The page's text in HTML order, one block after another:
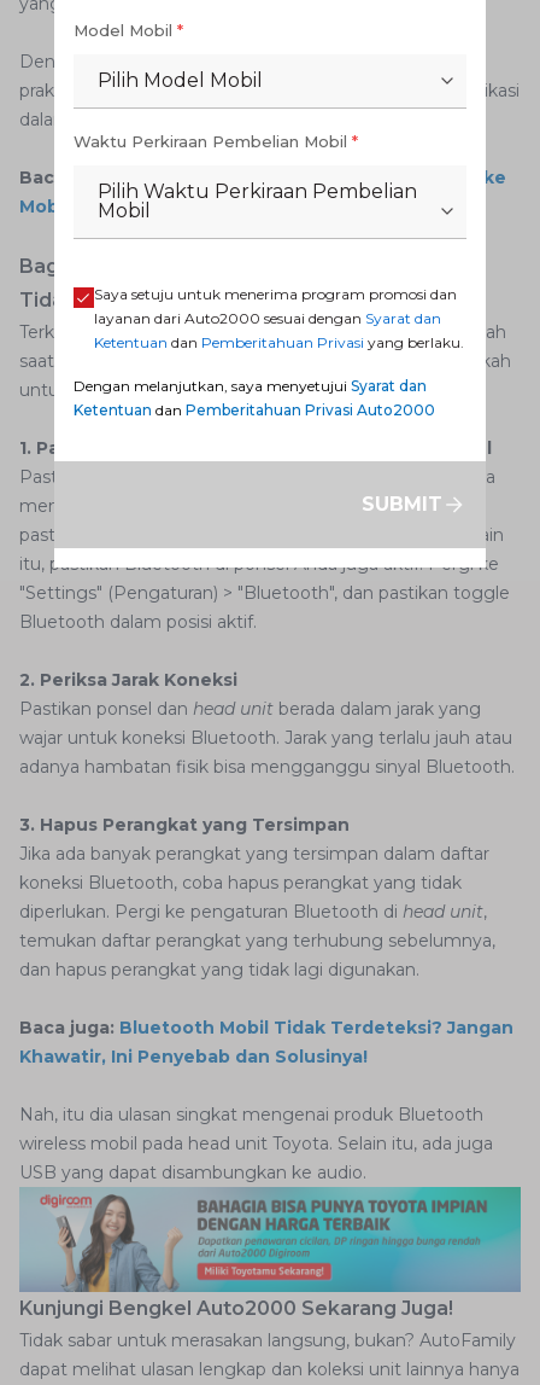
Dengan fitur-fitur ini, Bluetooth receiver menjadi solusi
praktis untuk meningkatkan sistem hiburan dan komunikasi
dalam mobil Anda tanpa kabel yang berantakan.
Baca juga:Inilah Cara Menyambungkan Bluetooth ke
Mobil Avanza
Bagaimana Cara Mengatasi Bluetooth di Mobil
Tidak Tersambung?
Terkadang Anda mungkin menghadapi beberapa masalah
saat menghubungkan perangkat. Berikut langkah-langkah
untuk mengatasi masalah Bluetooth pada mobil:
1. Pastikan Bluetooth Aktif di Head Unit dan Ponsel
Pastikan Bluetooth di head unit Toyota sudah aktif. Buka
menu pengaturan di head unit, pilih "Bluetooth", dan
pastikan opsi "Turn On" atau "Aktifkan" sudah dipilih. Selain
itu, pastikan Bluetooth di ponsel Anda juga aktif. Pergi ke
"Settings" (Pengaturan) > "Bluetooth", dan pastikan toggle
Bluetooth dalam posisi aktif.
2. Periksa Jarak Koneksi
Pastikan ponsel dan head unit berada dalam jarak yang
wajar untuk koneksi Bluetooth. Jarak yang terlalu jauh atau
adanya hambatan fisik bisa mengganggu sinyal Bluetooth.
3. Hapus Perangkat yang Tersimpan
Jika ada banyak perangkat yang tersimpan dalam daftar
koneksi Bluetooth, coba hapus perangkat yang tidak
diperlukan. Pergi ke pengaturan Bluetooth di head unit,
temukan daftar perangkat yang terhubung sebelumnya,
dan hapus perangkat yang tidak lagi digunakan.
Baca juga: Bluetooth Mobil Tidak Terdeteksi? Jangan
Khawatir, Ini Penyebab dan Solusinya!
Nah, itu dia ulasan singkat mengenai produk Bluetooth
wireless mobil pada head unit Toyota. Selain itu, ada juga
USB yang dapat disambungkan ke audio.
Kunjungi Bengkel Auto2000 Sekarang Juga!
Tidak sabar untuk merasakan langsung, bukan? AutoFamily
dapat melihat ulasan lengkap dan koleksi unit lainnya hanya
Model Mobil *
Pilih Model Mobil
Waktu Perkiraan Pembelian Mobil *
Pilih Waktu Perkiraan Pembelian
Mobil
Saya setuju untuk menerima program promosi dan
layanan dari Auto2000 sesuai dengan Syarat dan
Ketentuan dan Pemberitahuan Privasi yang berlaku.
Dengan melanjutkan, saya menyetujui Syarat dan
Ketentuan dan Pemberitahuan Privasi Auto2000
SUBMIT